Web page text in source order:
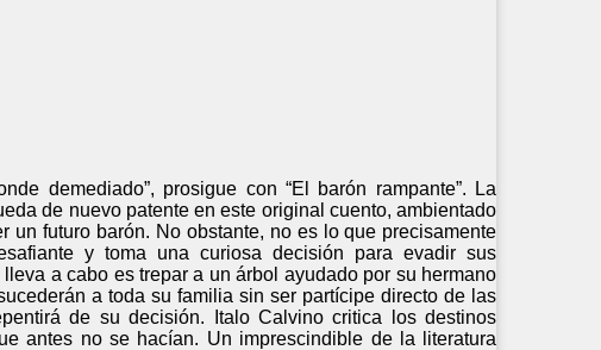
demediado”, prosigue con “El barón rampante”. La
de nuevo patente en este original cuento, ambientado
futuro barón. No obstante, no es lo que precisamente
y toma una curiosa decisión para evadir sus
a cabo es trepar a un árbol ayudado por su hermano
a toda su familia sin ser partícipe directo de las
de su decisión. Italo Calvino critica los destinos
antes no se hacían. Un imprescindible de la literatura